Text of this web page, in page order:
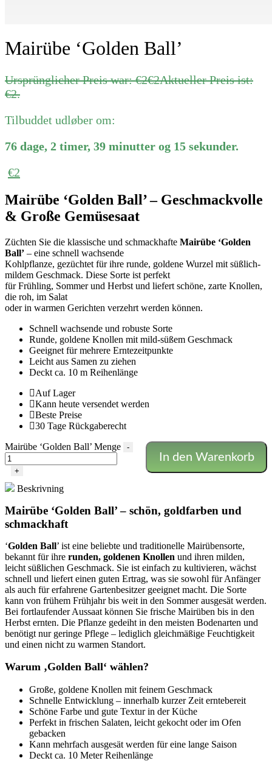
Mairübe ‘Golden Ball’
Ursprünglicher Preis war: €2€2Aktueller Preis ist:
€2.
Tilbuddet udløber om:
76 dage, 2 timer, 39 minutter og 15 sekunder.
€2
Mairübe ‘Golden Ball’ – Geschmackvolle
& Große Gemüsesaat
Züchten Sie die klassische und schmackhafte Mairübe ‘Golden
Ball’ – eine schnell wachsende
Kohlpflanze, gezüchtet für ihre runde, goldene Wurzel mit süßlich-
mildem Geschmack. Diese Sorte ist perfekt
für Frühling, Sommer und Herbst und liefert schöne, zarte Knollen,
die roh, im Salat
oder in warmen Gerichten verzehrt werden können.
Schnell wachsende und robuste Sorte
Runde, goldene Knollen mit mild-süßem Geschmack
Geeignet für mehrere Erntezeitpunkte
Leicht aus Samen zu ziehen
Deckt ca. 10 m Reihenlänge
Auf Lager
Kann heute versendet werden
Beste Preise
30 Tage Rückgaberecht
Mairübe ‘Golden Ball’ Menge
-
+
In den Warenkorb
Beskrivning
Mairübe ‘Golden Ball’ – schön, goldfarben und
schmackhaft
‘Golden Ball’ ist eine beliebte und traditionelle Mairübensorte,
bekannt für ihre runden, goldenen Knollen und ihren milden,
leicht süßlichen Geschmack. Sie ist einfach zu kultivieren, wächst
schnell und liefert einen guten Ertrag, was sie sowohl für Anfänger
als auch für erfahrene Gartenbesitzer geeignet macht. Die Sorte
kann von frühem Frühjahr bis weit in den Sommer ausgesät werden.
Bei fortlaufender Aussaat können Sie frische Mairüben bis in den
Herbst ernten. Die Pflanze gedeiht in den meisten Bodenarten und
benötigt nur geringe Pflege – lediglich gleichmäßige Feuchtigkeit
und einen nicht zu warmen Standort.
Warum ‚Golden Ball‘ wählen?
Große, goldene Knollen mit feinem Geschmack
Schnelle Entwicklung – innerhalb kurzer Zeit erntebereit
Schöne Farbe und gute Textur in der Küche
Perfekt in frischen Salaten, leicht gekocht oder im Ofen
gebacken
Kann mehrfach ausgesät werden für eine lange Saison
Deckt ca. 10 Meter Reihenlänge